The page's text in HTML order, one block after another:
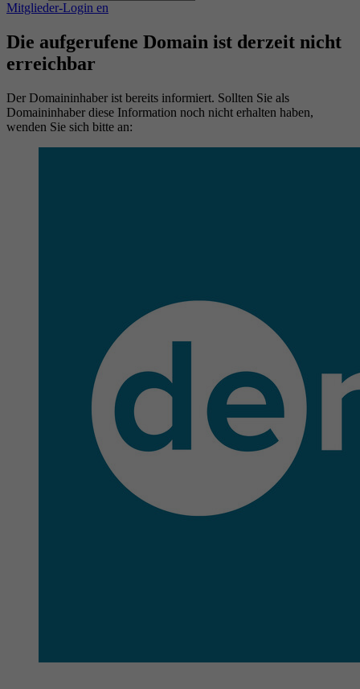
Mitglieder-Login en
Die aufgerufene Domain ist derzeit nicht
erreichbar
Der Domaininhaber ist bereits informiert. Sollten Sie als
Domaininhaber diese Information noch nicht erhalten haben,
wenden Sie sich bitte an: